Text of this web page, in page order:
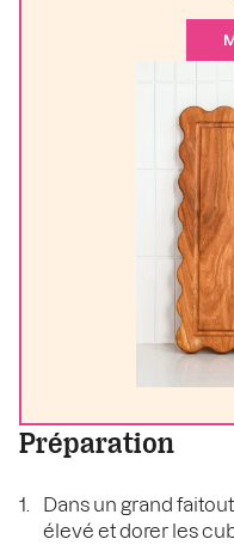
Préparation
Dans un grand
élevé et dorer les